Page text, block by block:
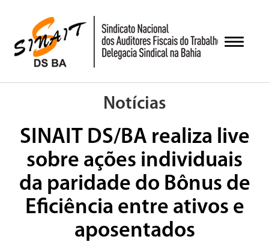
para
conteúdo
Alternar
Notícias
SINAIT DS/BA realiza live
sobre ações individuais
da paridade do Bônus de
Eficiência entre ativos e
aposentados